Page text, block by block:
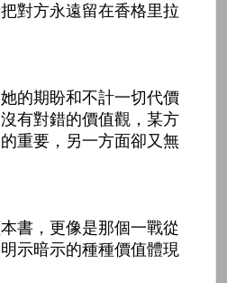
對方永遠留在香格里拉
的期盼和不計一切代價
有對錯的價值觀，某方
重要，另一方面卻又無
書，更像是那個一戰從
示暗示的種種價值體現